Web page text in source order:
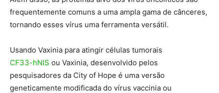
frequentemente comuns a uma ampla gama de cânceres,
tornando esses vírus uma ferramenta versátil.
Usando Vaxinia para atingir células tumorais
CF33-hNIS ou Vaxinia, desenvolvido pelos
pesquisadores da City of Hope é uma versão
geneticamente modificada do vírus vaccinia ou